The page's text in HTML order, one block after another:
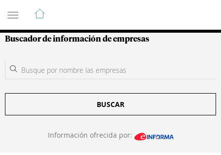
Guía de Empresas Colombianas
Buscador de información de empresas
BUSCAR
Información ofrecida por: